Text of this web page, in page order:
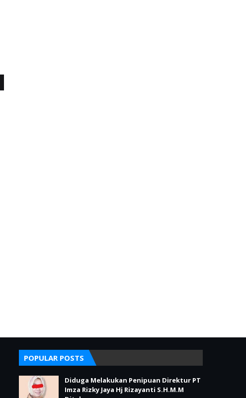
POPULAR POSTS
Diduga Melakukan Penipuan Direktur PT
Imza Rizky Jaya Hj Rizayanti S.H.M.M